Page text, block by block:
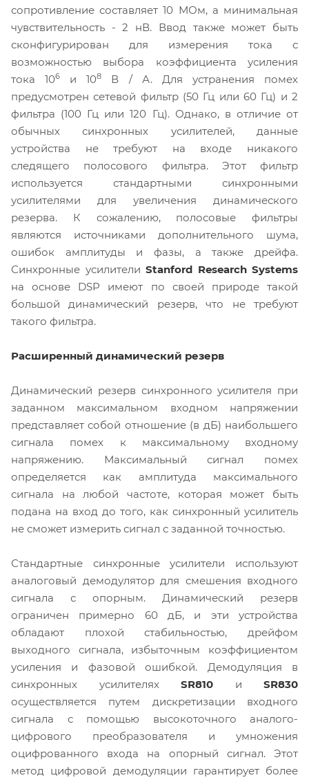
сопротивление составляет 10 МОм, а минимальная
чувствительность - 2 нВ. Ввод также может быть
сконфигурирован для измерения тока с
возможностью выбора коэффициента усиления
тока 106 и 108
В / А. Для устранения помех
предусмотрен сетевой фильтр (50 Гц или 60 Гц) и 2
фильтра (100 Гц или 120 Гц). Однако, в отличие от
обычных синхронных усилителей, данные
устройства не требуют на входе никакого
следящего полосового фильтра. Этот фильтр
используется стандартными синхронными
усилителями для увеличения динамического
резерва. К сожалению, полосовые фильтры
являются источниками дополнительного шума,
ошибок амплитуды и фазы, а также дрейфа.
Синхронные усилители Stanford Research Systems
на основе DSP имеют по своей природе такой
большой динамический резерв, что не требуют
такого фильтра.
Расширенный динамический резерв
Динамический резерв синхронного усилителя при
заданном максимальном входном напряжении
представляет собой отношение (в дБ) наибольшего
сигнала помех к максимальному входному
напряжению. Максимальный сигнал помех
определяется как амплитуда максимального
сигнала на любой частоте, которая может быть
подана на вход до того, как синхронный усилитель
не сможет измерить сигнал с заданной точностью.
Стандартные синхронные усилители используют
аналоговый демодулятор для смешения входного
сигнала с опорным. Динамический резерв
ограничен примерно 60 дБ, и эти устройства
обладают плохой стабильностью, дрейфом
выходного сигнала, избыточным коэффициентом
усиления и фазовой ошибкой. Демодуляция в
синхронных усилителях SR810 и SR830
осуществляется путем дискретизации входного
сигнала с помощью высокоточного аналого-
цифрового преобразователя и умножения
оцифрованного входа на опорный сигнал. Этот
метод цифровой демодуляции гарантирует более